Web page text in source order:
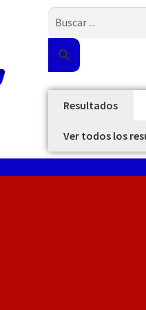
Resultados
Ver todos los